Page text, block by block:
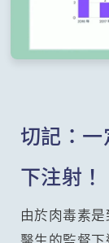
切記：
下注射！
由於肉毒素